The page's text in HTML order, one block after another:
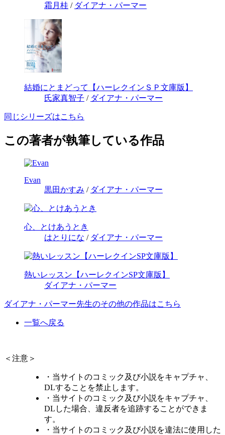
霜月桂 / ダイアナ・パーマー
結婚にとまどって【ハーレクインＳＰ文庫版】
氏家真智子 / ダイアナ・パーマー
同じシリーズはこちら
この著者が執筆している作品
Evan
黒田かすみ / ダイアナ・パーマー
心、とけあうとき
はとりにな / ダイアナ・パーマー
熱いレッスン【ハーレクインSP文庫版】
ダイアナ・パーマー
ダイアナ・パーマー先生のその他の作品はこちら
一覧へ戻る
＜注意＞
・当サイトのコミック及び小説をキャプチャ、
DLすることを禁止します。
・当サイトのコミック及び小説をキャプチャ、
DLした場合、違反者を追跡することができま
す。
・当サイトのコミック及び小説を違法に使用した